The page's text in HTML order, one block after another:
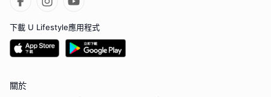
下載 U Lifestyle應用程式
關於